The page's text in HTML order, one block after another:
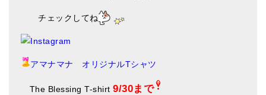
チェックしてね
アマナマナ オリジナルTシャツ
The Blessing T-shirt 9/30まで